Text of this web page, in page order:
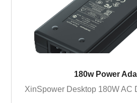
180w Power
XinSpower Desktop 180W AC